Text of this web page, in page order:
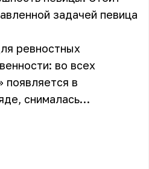
задачей певица
ревностных
во всех
появляется в
снималась…